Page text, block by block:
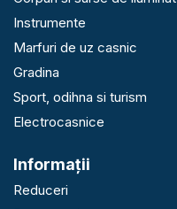
Instrumente
Marfuri de uz casnic
Gradina
Sport, odihna si turism
Electrocasnice
Informaţii
Reduceri